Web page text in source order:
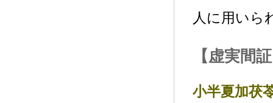
人に用いら
【虚実間
小半夏加茯